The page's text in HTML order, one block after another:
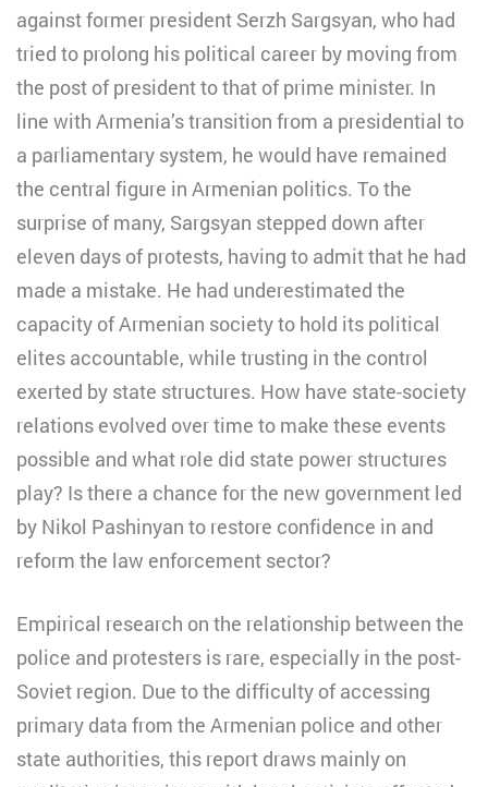
against former president Serzh Sargsyan, who had
tried to prolong his political career by moving from
the post of president to that of prime minister. In
line with Armenia’s transition from a presidential to
a parliamentary system, he would have remained
the central figure in Armenian politics. To the
surprise of many, Sargsyan stepped down after
eleven days of protests, having to admit that he had
made a mistake. He had underestimated the
capacity of Armenian society to hold its political
elites accountable, while trusting in the control
exerted by state structures. How have state-society
relations evolved over time to make these events
possible and what role did state power structures
play? Is there a chance for the new government led
by Nikol Pashinyan to restore confidence in and
reform the law enforcement sector?
Empirical research on the relationship between the
police and protesters is rare, especially in the post-
Soviet region. Due to the difficulty of accessing
primary data from the Armenian police and other
state authorities, this report draws mainly on